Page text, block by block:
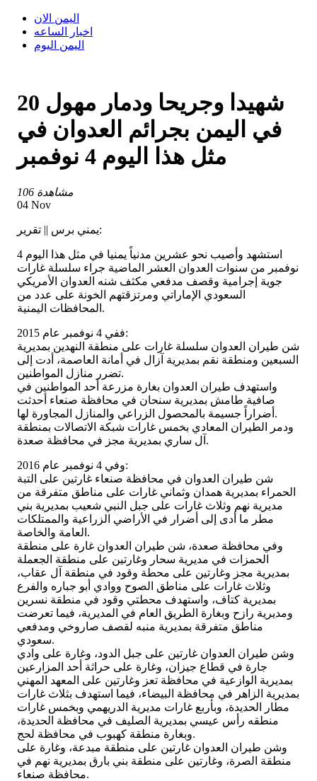
اليمن الان
اخبار الساعه
اليمن اليوم
20 شهيدا وجريحا ودمار مهول
في اليمن بجرائم العدوان في
مثل هذا اليوم 4 نوفمبر
106 مشاهدة
04 Nov
يمني برس || تقرير:
استشهد وأصيب نحو عشرين مدنياً يمنيا في مثل هذا اليوم 4
نوفمبر من سنوات العدوان العشر الماضية جراء سلسلة غارات
جوية إجرامية وقصف مدفعي مكثف شنه العدوان الأمريكي
السعودي الإماراتي ومرتزقتهم الخونة على عدد من
المحافظات اليمنية.
ففي 4 نوفمبر عام 2015:
شن طيران العدوان سلسلة غارات على منطقة النهدين بمديرية
السبعين ومنطقة نقم بمديرية آزال في أمانة العاصمة، أدت إلى
تضرر منازل المواطنين.
واستهدف طيران العدوان بغارة مزرعة أحد المواطنين في
صافية طامش بمديرية سنحان في محافظة صنعاء أحدثت
أضراراً جسيمة بالمحصول الزراعي والمنازل المجاورة لها.
ودمر الطيران المعادي بخمس غارات شبكة الاتصالات بمنطقة
آل ساري بمديرية مجز في محافظة صعدة.
وفي 4 نوفمبر عام 2016:
شن طيران العدوان في محافظة صنعاء غارتين على التبة
الحمراء بمديرية همدان وثماني غارات على مناطق متفرقة من
مديرية نهم وثلاث غارات على جبل النبي شعيب بمديرية بني
مطر ما أدى إلى أضرار في الأراضي الزراعية والممتلكات
العامة والخاصة.
وفي محافظة صعدة، شن طيران العدوان غارة على منطقة
الحمزات في مديرية سحار وغارتين على منطقة الجعملة
بمديرية مجز وغارتين على محطة وقود في منطقة آل عقاب،
وثلاث غارات على مناطق الصوح ووادي أبو جباره والفرع
بمديرية كتاف، واستهدف محطتي وقود في منطقة نسرين
ومديرية رازح وبغارة الطريق العام في المديرية، فيما تعرضت
مناطق متفرقة بمديرية منبه لقصف صاروخي ومدفعي
سعودي.
وشن طيران العدوان غارتين على جبل الدود، وغارة على وادي
جارة في قطاع جيزان، وغارة على حراثة أحد المزارعين
بمديرية الوازعية في محافظة تعز وغارتين على المعهد المهني
بمديرية الزاهر في محافظة البيضاء، فيما استهدف بثلاث غارات
مطار الحديدة، وبأربع غارات مديرية الدريهمي وبخمس غارات
منطقه رأس عيسي بمديرية الصليف في محافظة الحديدة،
وبغارة منطقة كهبوب في محافظة لحج.
وشن طيران العدوان غارتين على منطقة مبدعة، وغارة على
منطقة الصرة، وغارتين على منطقة بني بارق بمديرية نهم في
محافظة صنعاء.